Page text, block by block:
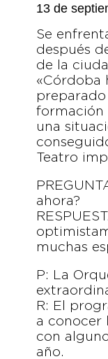
13 de
Se
después
de la
«Córdoba
formación
una
Teatro
ahora?
muchas
P: La
R: El
a conocer
con
año.